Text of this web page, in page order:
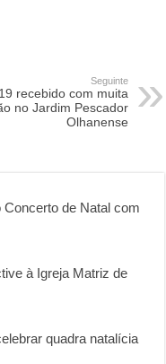
Seguinte
recebido com muita
no Jardim Pescador
Olhanense
de Natal com
à Igreja Matriz de
quadra natalícia